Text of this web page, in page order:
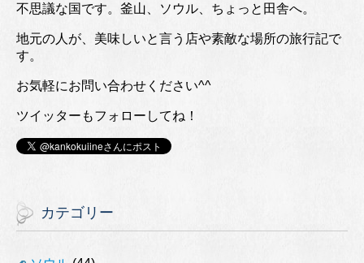
不思議な国です。釜山、ソウル、ちょっと田舎へ。
地元の人が、美味しいと言う店や素敵な場所の旅行記で
す。
お気軽にお問い合わせください^^
ツイッターもフォローしてね！
カテゴリー